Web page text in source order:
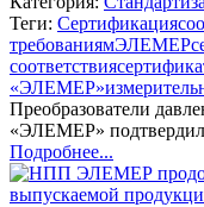
Теги: Сертификация
требованиямЭЛЕМЕР
соответствия
«ЭЛЕМЕР»
Преобразователи
«ЭЛЕМЕР»
Подробнее...